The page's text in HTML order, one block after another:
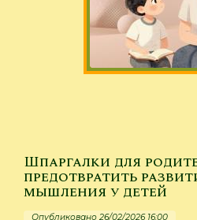
Шпаргалки для
предотвратить
мышления у детей
Опубликовано 26/02/2026 16:00